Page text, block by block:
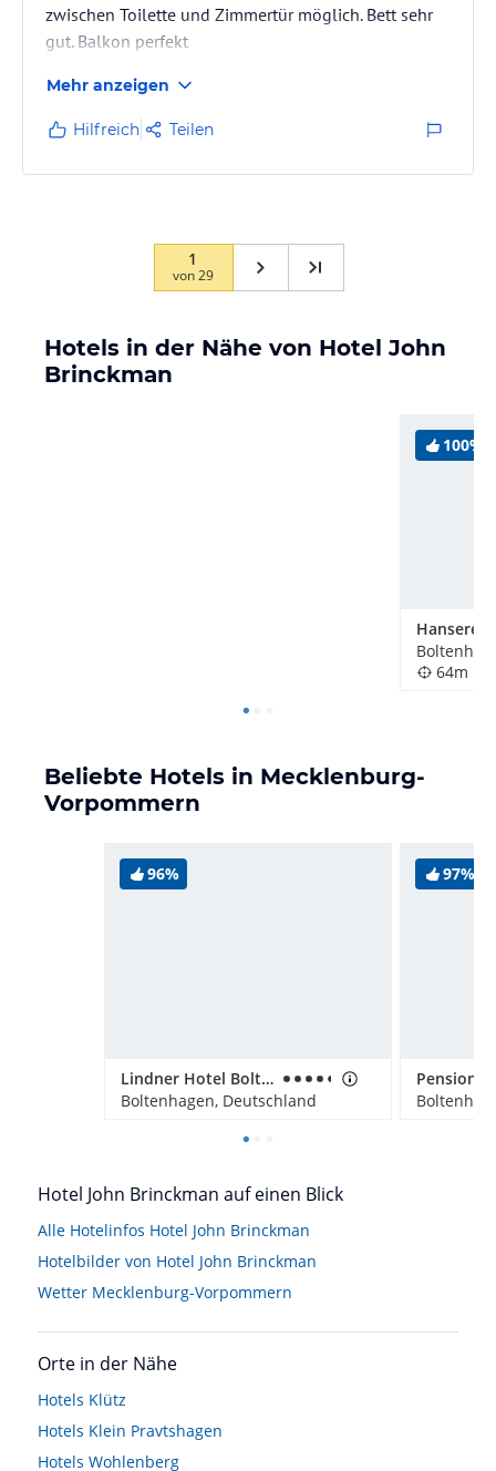
zwischen Toilette und Zimmertür möglich. Bett sehr
gut. Balkon perfekt
Mehr anzeigen
Hilfreich Teilen
1
von29
Hotels in der Nähe von Hotel John
Brinckman
100%
64m
Beliebte Hotels in Mecklenburg-
Vorpommern
96%
Lindner Hotel Boltenhagen, part of JdV by Hyatt
Boltenhagen, Deutschland
97%
Pension
Hotel John Brinckman auf einen Blick
Alle Hotelinfos Hotel John Brinckman
Hotelbilder von Hotel John Brinckman
Wetter Mecklenburg-Vorpommern
Orte in der Nähe
Hotels Klütz
Hotels Klein Pravtshagen
Hotels Wohlenberg